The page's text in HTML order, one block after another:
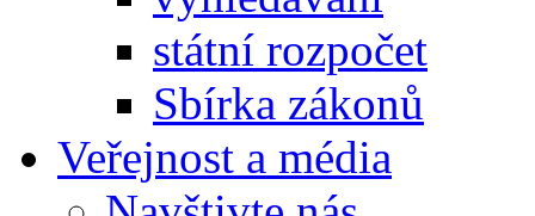
státní rozpočet
Sbírka zákonů
Veřejnost a média